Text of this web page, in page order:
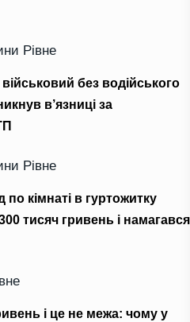
Рівне
без водійського
в’язниці за
Рівне
по кімнаті в гуртожитку
тисяч гривень і намагався
і це не межа: чому у